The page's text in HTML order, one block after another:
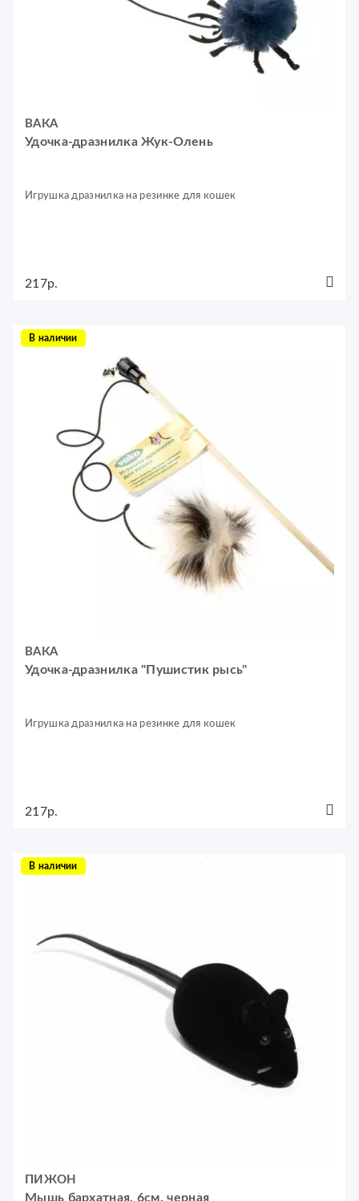
ВАКА
Удочка-дразнилка Жук-Олень
Игрушка дразнилка на резинке для кошек
217р.
В наличии
ВАКА
Удочка-дразнилка "Пушистик рысь"
Игрушка дразнилка на резинке для кошек
217р.
В наличии
ПИЖОН
Мышь бархатная, 6см, черная